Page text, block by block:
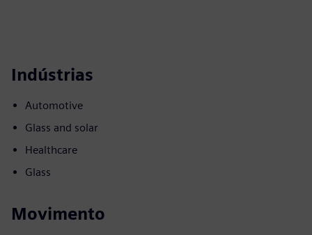
Indústrias
Automotive
Glass and solar
Healthcare
Glass
Movimento